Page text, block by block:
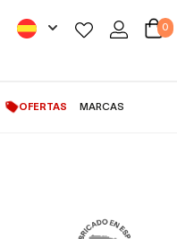
0
OFERTAS MARCAS